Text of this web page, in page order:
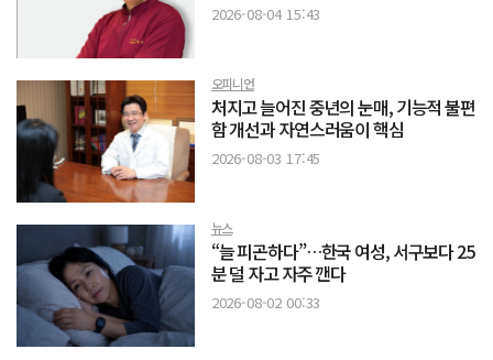
2026-08-04 15:43
오피니언
처지고 늘어진 중년의 눈매, 기능적 불편
함 개선과 자연스러움이 핵심
2026-08-03 17:45
뉴스
“늘 피곤하다”…한국 여성, 서구보다 25
분 덜 자고 자주 깬다
2026-08-02 00:33